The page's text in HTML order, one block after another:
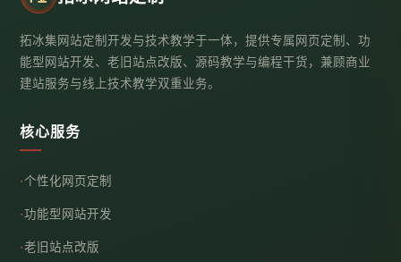
拓冰集网站定制开发与技术教学于一体，提供专属网页定制、功
能型网站开发、老旧站点改版、源码教学与编程干货，兼顾商业
建站服务与线上技术教学双重业务。
核心服务
个性化网页定制
功能型网站开发
老旧站点改版